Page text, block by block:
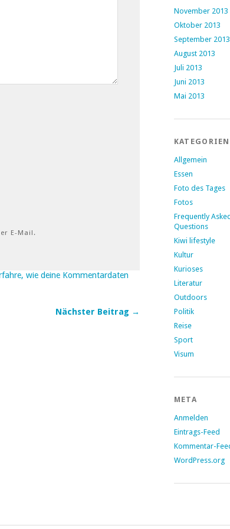
E-Mail.
wie deine Kommentardaten
Nächster Beitrag →
November 2013
Oktober 2013
September 2013
August 2013
Juli 2013
Juni 2013
Mai 2013
KATEGORIEN
Allgemein
Essen
Foto des Tages
Fotos
Frequently
Questions
Kiwi lifestyle
Kultur
Kurioses
Literatur
Outdoors
Politik
Reise
Sport
Visum
META
Anmelden
Eintrags-Feed
Kommentar-
WordPress.org